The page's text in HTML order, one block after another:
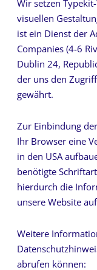
Wir setzen
visuellen
ist ein Dienst der
Companies (4-6
Dublin 24,
der uns den
gewährt.
Zur Einbindung
Ihr Browser eine
in den USA
benötigte
hierdurch die
unsere Website
Weitere
abrufen können: